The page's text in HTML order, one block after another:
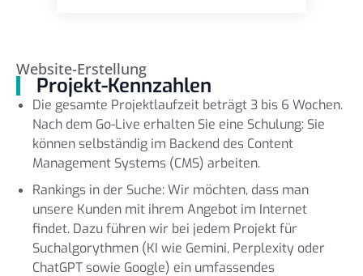
Website-Erstellung
Projekt-Kennzahlen
Die gesamte Projektlaufzeit beträgt 3 bis 6 Wochen.
Nach dem Go-Live erhalten Sie eine Schulung: Sie
können selbständig im Backend des Content
Management Systems (CMS) arbeiten.
Rankings in der Suche: Wir möchten, dass man
unsere Kunden mit ihrem Angebot im Internet
findet. Dazu führen wir bei jedem Projekt für
Suchalgorythmen (KI wie Gemini, Perplexity oder
ChatGPT sowie Google) ein umfassendes